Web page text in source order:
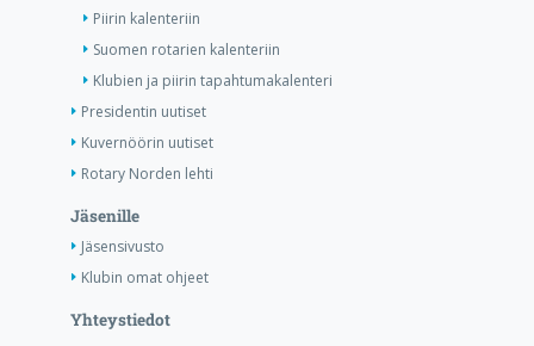
Piirin kalenteriin
Suomen rotarien kalenteriin
Klubien ja piirin tapahtumakalenteri
Presidentin uutiset
Kuvernöörin uutiset
Rotary Norden lehti
Jäsenille
Jäsensivusto
Klubin omat ohjeet
Yhteystiedot